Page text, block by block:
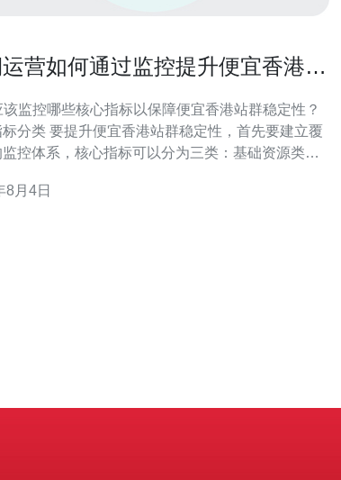
营如何通过监控提升便宜香港站
该监控哪些核心指标以保障便宜香港站群稳定性？
站群稳定性，首先要建立覆
控体系，核心指标可以分为三类：基础资源类
面加载时间、SSL证书状态）、业务行为类（访
8月4日